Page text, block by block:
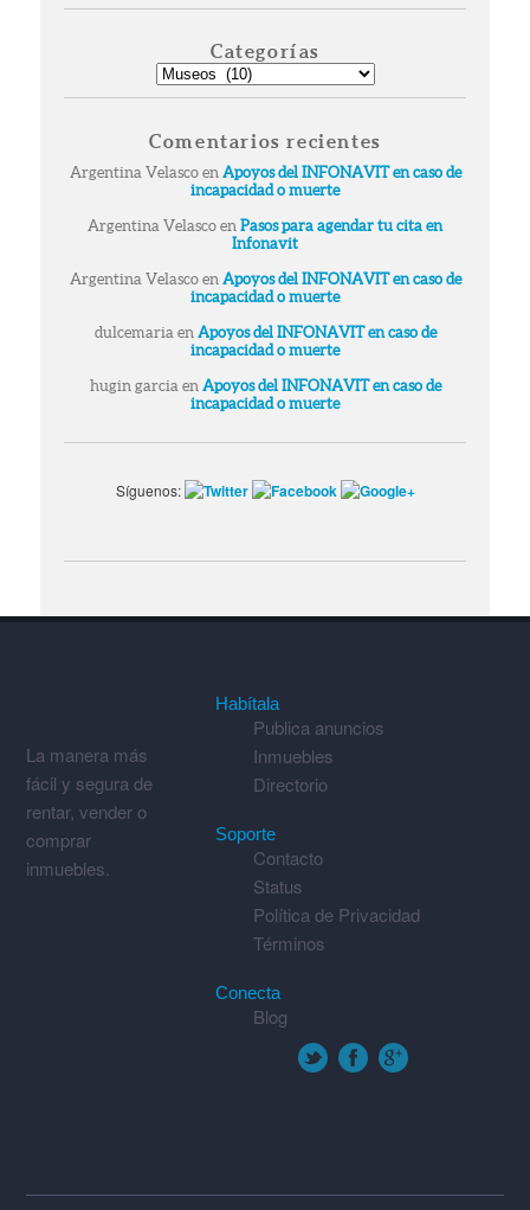
Categorías
Categorías
Comentarios recientes
Argentina Velascoen Apoyos del INFONAVIT en caso de
incapacidad o muerte
Argentina Velasco en Pasos para agendar tu cita en
Infonavit
Argentina Velascoen Apoyos del INFONAVIT en caso de
incapacidad o muerte
dulcemaria en Apoyos del INFONAVIT en caso de
incapacidad o muerte
hugin garcia en Apoyos del INFONAVIT en caso de
incapacidad o muerte
Síguenos:
La manera más
fácil y segura de
rentar, vender o
comprar
inmuebles.
Habítala
Publica anuncios
Inmuebles
Directorio
Soporte
Contacto
Status
Política de Privacidad
Términos
Conecta
Blog